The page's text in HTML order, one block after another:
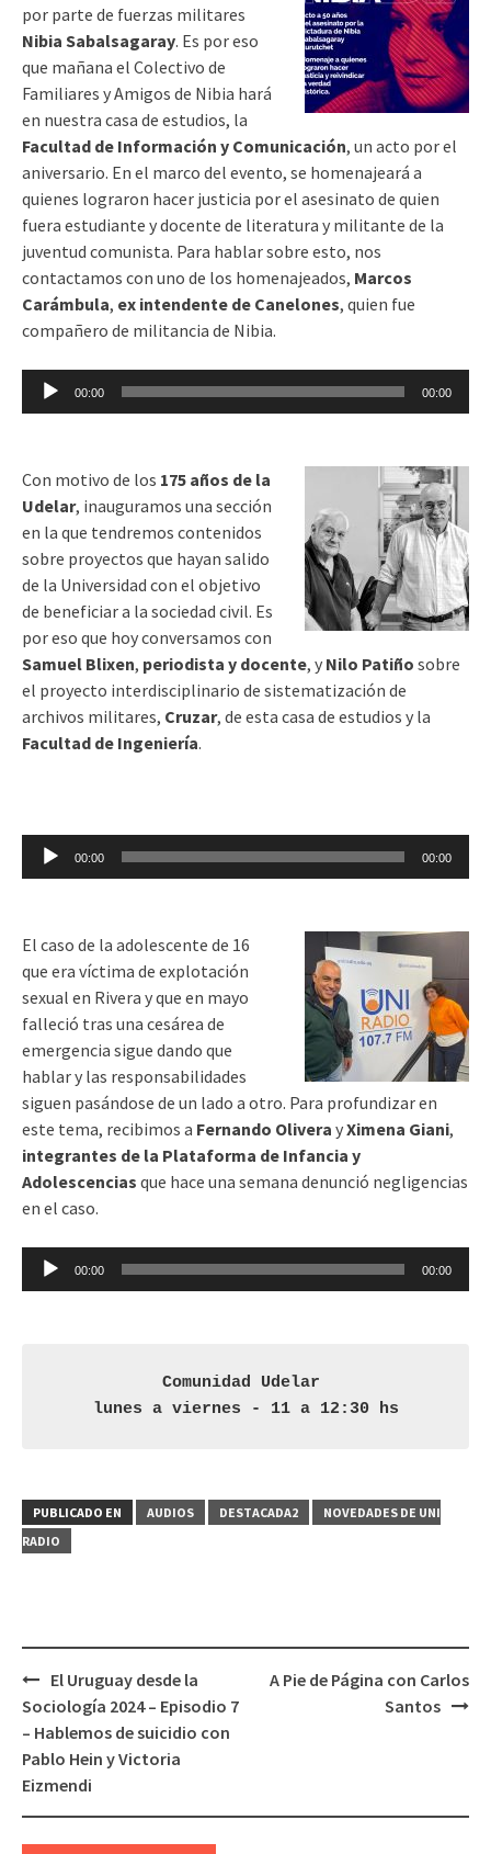
por parte de fuerzas militares
Nibia Sabalsagaray. Es por eso
que mañana el Colectivo de
Familiares y Amigos de Nibia hará
en nuestra casa de estudios, la
Facultad de Información y Comunicación, un acto por el
aniversario. En el marco del evento, se homenajeará a
quienes lograron hacer justicia por el asesinato de quien
fuera estudiante y docente de literatura y militante de la
juventud comunista. Para hablar sobre esto, nos
contactamos con uno de los homenajeados, Marcos
Carámbula, ex intendente de Canelones, quien fue
compañero de militancia de Nibia.
Reproductor
00:00 00:00
Con motivo de los 175 años de la
Udelar, inauguramos una sección
en la que tendremos contenidos
sobre proyectos que hayan salido
de la Universidad con el objetivo
de beneficiar a la sociedad civil. Es
por eso que hoy conversamos con
Samuel Blixen, periodista y docente, y Nilo Patiño sobre
el proyecto interdisciplinario de sistematización de
archivos militares, Cruzar, de esta casa de estudios y la
Facultad de Ingeniería.
Reproductor
00:00 00:00
El caso de la adolescente de 16
que era víctima de explotación
sexual en Rivera y que en mayo
falleció tras una cesárea de
emergencia sigue dando que
hablar y las responsabilidades
siguen pasándose de un lado a otro. Para profundizar en
este tema, recibimos a Fernando Olivera yXimena Giani,
integrantes de la Plataforma de Infancia y
Adolescencias que hace una semana denunció negligencias
en el caso.
Reproductor
00:00 00:00
Comunidad Udelar
lunes a viernes - 11 a 12:30 hs
PUBLICADO EN AUDIOS DESTACADA2
NOVEDADES DE UNI
RADIO
Navegación
de
entradas
El Uruguay desde la
Sociología 2024 – Episodio 7
– Hablemos de suicidio con
Pablo Hein y Victoria
Eizmendi
A Pie de Página con Carlos
Santos